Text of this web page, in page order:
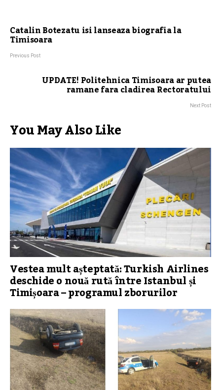
Catalin Botezatu isi lanseaza biografia la
Timisoara
Previous Post
UPDATE! Politehnica Timisoara ar putea
ramane fara cladirea Rectoratului
Next Post
You May Also Like
Vestea mult așteptată: Turkish Airlines
deschide o nouă rută între Istanbul și
Timișoara – programul zborurilor